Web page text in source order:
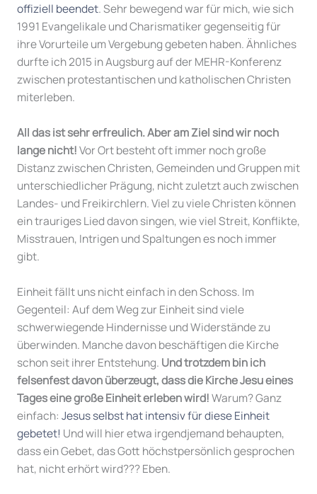
offiziell beendet. Sehr bewegend war für mich, wie sich
1991 Evangelikale und Charismatiker gegenseitig für
ihre Vorurteile um Vergebung gebeten haben. Ähnliches
durfte ich 2015 in Augsburg auf der MEHR-Konferenz
zwischen protestantischen und katholischen Christen
miterleben.
All das ist sehr erfreulich.Aber am Ziel sind wir noch
lange nicht!Vor Ort besteht oft immer noch große
Distanz zwischen Christen, Gemeinden und Gruppen mit
unterschiedlicher Prägung, nicht zuletzt auch zwischen
Landes- und Freikirchlern. Viel zu viele Christen können
ein trauriges Lied davon singen, wie viel Streit, Konflikte,
Misstrauen, Intrigen und Spaltungen es noch immer
gibt.
Einheit fällt uns nicht einfach in den Schoss. Im
Gegenteil: Auf dem Weg zur Einheit sind viele
schwerwiegende Hindernisse und Widerstände zu
überwinden. Manche davon beschäftigen die Kirche
schon seit ihrer Entstehung. Und trotzdembin ich
felsenfest davon überzeugt, dass die Kirche Jesu eines
Tages eine große Einheit erleben wird!Warum? Ganz
einfach: Jesus selbst hat intensiv für diese Einheit
gebetet! Und will hier etwa irgendjemand behaupten,
dass ein Gebet, das Gott höchstpersönlich gesprochen
hat, nicht erhört wird??? Eben.